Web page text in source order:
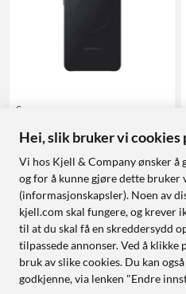
Samsung
Case Svart
579,-
Finnes i 2 varianter
Innebygde magneter for
trådløs lading
Tynn profil som ikke gir
ekstra bulk
Beskytter mot riper, fall og
støt
Hei, slik bruker vi cookies
Vi hos Kjell & Company ønsker å
og for å kunne gjøre dette bruker
(informasjonskapsler). Noen av
kjell.com skal fungere, og krever
til at du skal få en skreddersydd
tilpassede annonser. Ved å klikke
bruk av slike cookies. Du kan
godkjenne, via lenken "Endre